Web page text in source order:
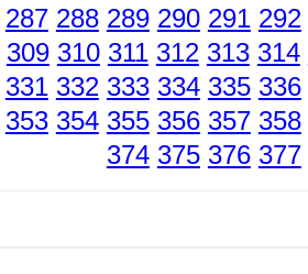
287 288 289 290 291 292
309 310 311 312 313 314
331 332 333 334 335 336
353 354 355 356 357 358
374 375 376 377